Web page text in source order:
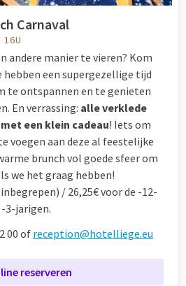
Carnaval
16U
andere manier te vieren? Kom
hebben een supergezellige tijd
te ontspannen en te genieten
En verrassing: alle verklede
een klein cadeau! Iets om
voegen aan deze al feestelijke
brunch vol goede sfeer om
we het graag hebben!
/ 26,25€ voor de -12-
3-jarigen.
00 of reception@hotelliege.eu
reserveren